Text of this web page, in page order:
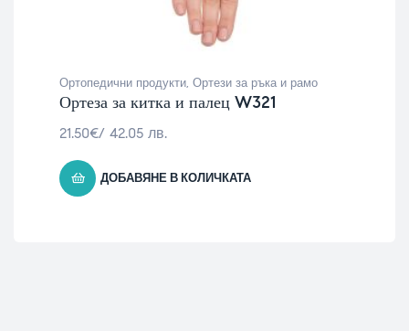
Ортопедични продукти, Ортези за ръка и рамо
Ортеза за китка и палец W321
21.50€/ 42.05 лв.
ДОБАВЯНЕ В КОЛИЧКАТА